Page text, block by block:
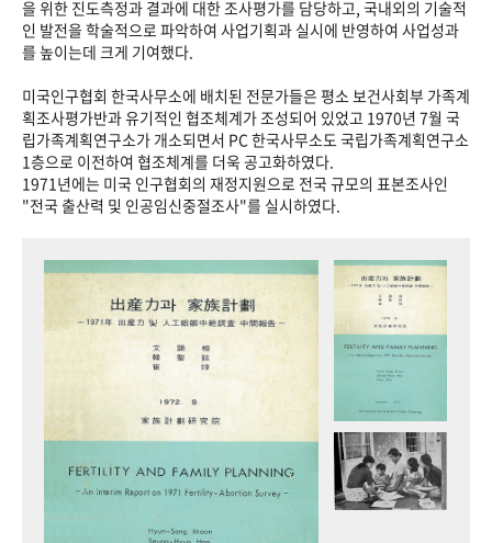
을 위한 진도측정과 결과에 대한 조사평가를 담당하고, 국내외의 기술적
인 발전을 학술적으로 파악하여 사업기획과 실시에 반영하여 사업성과
를 높이는데 크게 기여했다.
미국인구협회 한국사무소에 배치된 전문가들은 평소 보건사회부 가족계
획조사평가반과 유기적인 협조체계가 조성되어 있었고 1970년 7월 국
립가족계획연구소가 개소되면서 PC 한국사무소도 국립가족계획연구소
1층으로 이전하여 협조체계를 더욱 공고화하였다.
1971년에는 미국 인구협회의 재정지원으로 전국 규모의 표본조사인
"전국 출산력 및 인공임신중절조사"를 실시하였다.